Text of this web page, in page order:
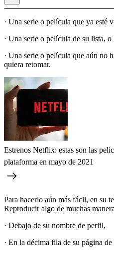
· Una serie o película que ya esté
· Una serie o película de su lista, o
· Una serie o película que aún no
quiera retomar.
Estrenos Netflix: estas son las
plataforma en mayo de 2021
Para hacerlo aún más fácil, en su
Reproducir algo de muchas
· Debajo de su nombre de perfil,
· En la décima fila de su página